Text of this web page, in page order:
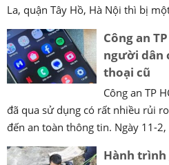
La, quận Tây Hồ, Hà Nội thì bị
Công an
người dân
thoại cũ
Công an TP
đã qua sử dụng có rất nhiều rủi
đến an toàn thông tin. Ngày 11-2,
Hành